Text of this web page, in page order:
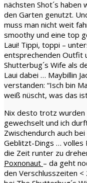
nächsten Shot´s
den Garten genutzt.
muss man nicht weit
smoothy und eine top
Laui! Tippi, toppi –
entsprechenden Outfit
Shutterbug´s Wife als
Laui dabei … Maybillin
verstanden: “Isch bin
weiß nüscht, was das
Nix desto trotz wurden
gewechselt und ich
Zwischendurch auch
Geblitzt-Dings … volles
die Zeit runter zu
Poxnonaut – da geht
den Verschlusszeiten <